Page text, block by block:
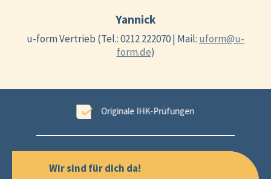
Yannick
u-form Vertrieb (Tel.: 0212 222070 | Mail: uform@u-
form.de)
99,6 % Erfolgsgarantie
Wir sind für dich da!